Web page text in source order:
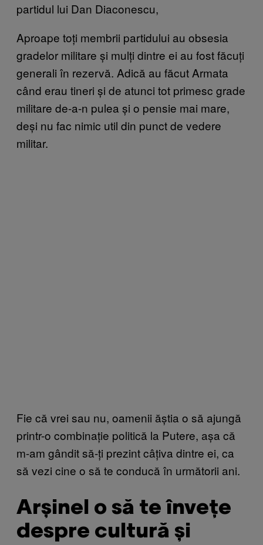
partidul lui Dan Diaconescu,
Aproape toți membrii partidului au obsesia
gradelor militare și mulți dintre ei au fost făcuți
generali în rezervă. Adică au făcut Armata
când erau tineri și de atunci tot primesc grade
militare de-a-n pulea și o pensie mai mare,
deși nu fac nimic util din punct de vedere
militar.
Fie că vrei sau nu, oamenii ăștia o să ajungă
printr-o combinație politică la Putere, așa că
m-am gândit să-ți prezint câțiva dintre ei, ca
să vezi cine o să te conducă în următorii ani.
Arșinel o să te învețe
despre cultură și